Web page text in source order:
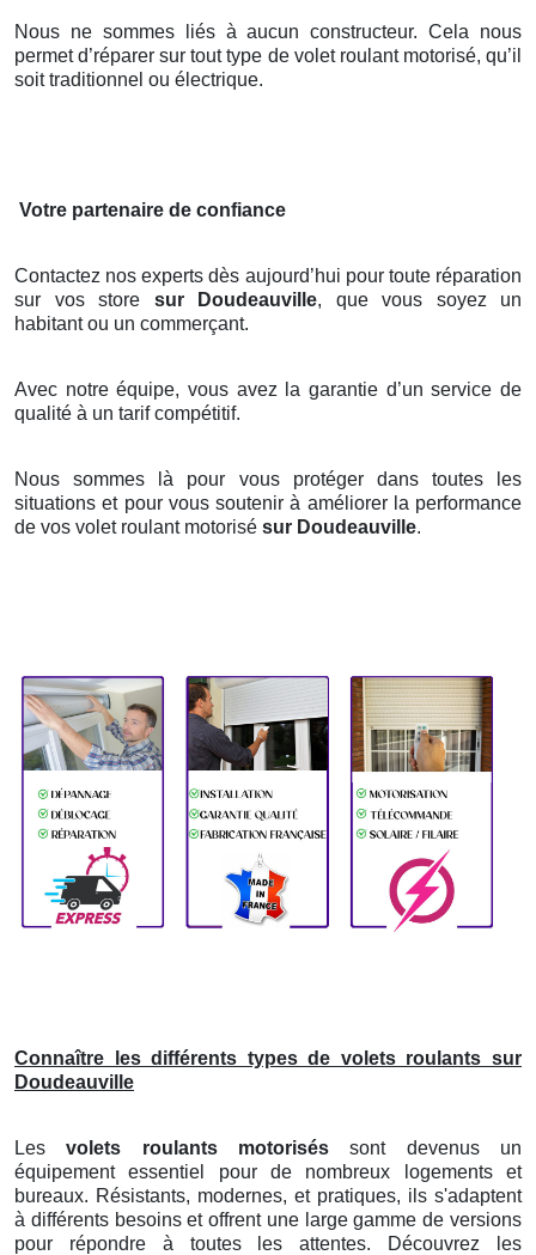
Nous ne sommes liés à aucun constructeur. Cela nous
permet d’réparer sur tout type de volet roulant motorisé, qu’il
soit traditionnel ou électrique.
Votre partenaire de confiance
Contactez nos experts dès aujourd’hui pour toute réparation
sur vos store sur Doudeauville, que vous soyez un
habitant ou un commerçant.
Avec notre équipe, vous avez la garantie d’un service de
qualité à un tarif compétitif.
Nous sommes là pour vous protéger dans toutes les
situations et pour vous soutenir à améliorer la performance
de vos volet roulant motorisé sur Doudeauville.
Connaître les différents types de volets roulants sur
Doudeauville
Lesvolets roulants motorisés sont devenus un
équipement essentiel pour de nombreux logements et
bureaux. Résistants, modernes, et pratiques, ils s'adaptent
à différents besoins et offrent une large gamme de versions
pour répondre à toutes les attentes. Découvrez les